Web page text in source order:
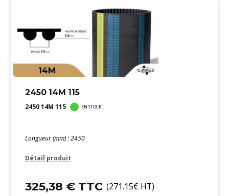
2450 14M 115
2450 14M 115 EN STOCK
Longueur (mm) : 2450
Détail produit
325,38 € TTC (271.15€ HT)